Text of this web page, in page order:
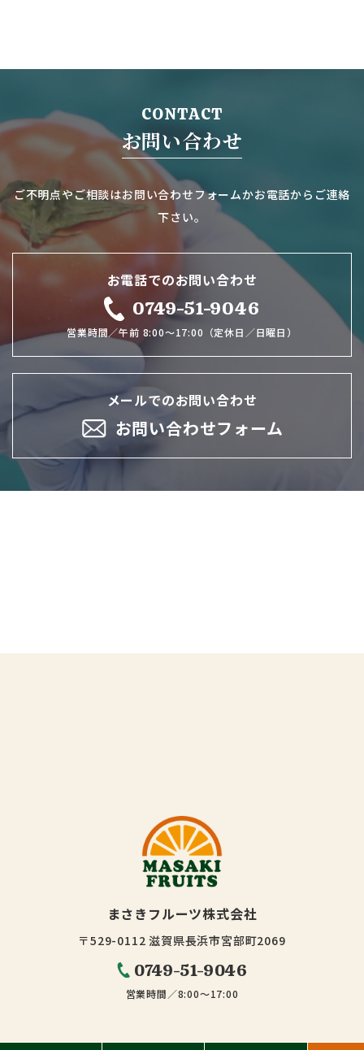
CONTACT
お問い合わせ
ご不明点やご相談はお問い合わせフォームかお電話からご連絡
下さい。
お電話でのお問い合わせ
0749-51-9046
営業時間／午前 8:00～17:00（定休日／日曜日）
メールでのお問い合わせ
お問い合わせフォーム
まさきフルーツ株式会社
〒529-0112 滋賀県長浜市宮部町2069
0749-51-9046
営業時間／8:00～17:00